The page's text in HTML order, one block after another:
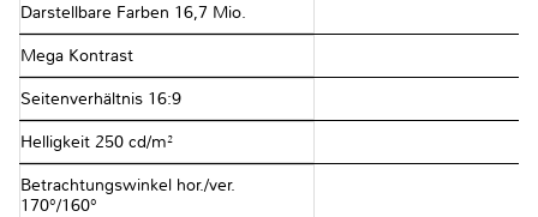
Darstellbare Farben 16,7 Mio.
Mega Kontrast
Seitenverhältnis 16:9
Helligkeit 250 cd/m²
Betrachtungswinkel hor./ver.
170°/160°